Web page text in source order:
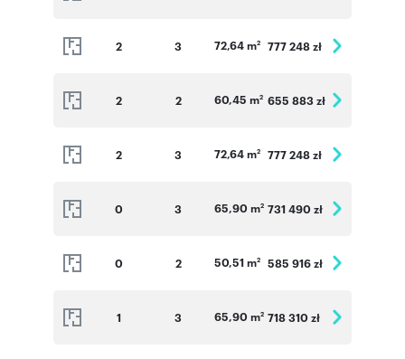
2 3 72,64 m2 777 248 zł
2 2 60,45 m2 655 883 zł
2 3 72,64 m2 777 248 zł
0 3 65,90 m2 731 490 zł
0 2 50,51 m2 585 916 zł
1 3 65,90 m2 718 310 zł